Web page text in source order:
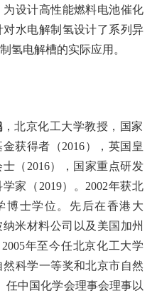
设计高性能燃料电池催化
水电解制氢设计了系列异
氢电解槽的实际应用。
，北京化工大学教授，国家
获得者（2016），英国皇
（2016），国家重点研发
家（2019）。2002年获北
博士学位。先后在香港大
米材料公司以及美国加州
年至今任北京化工大学
科学一等奖和北京市自然
任中国化学会理事会理事以